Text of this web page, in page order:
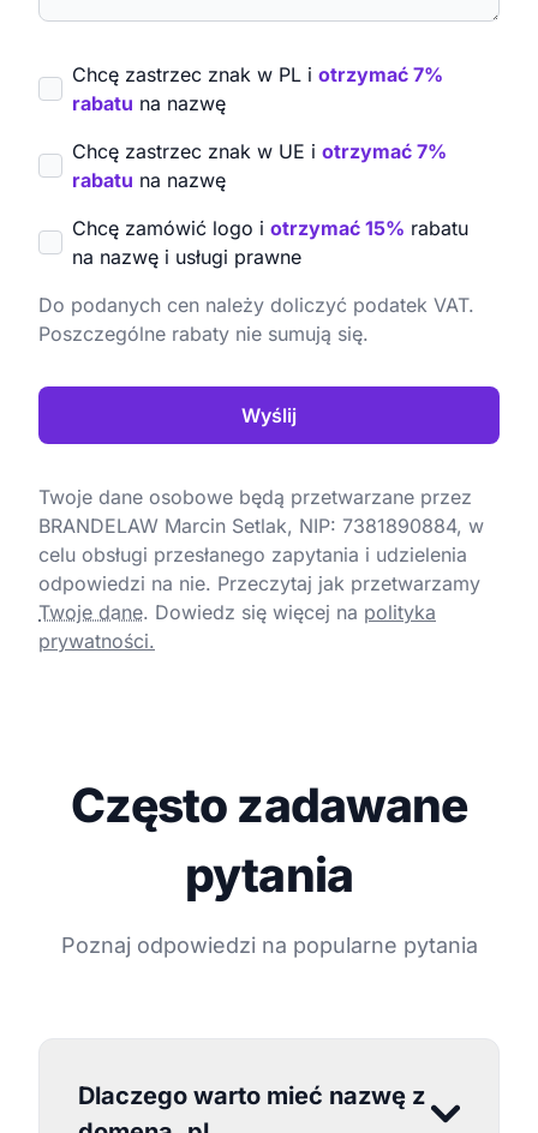
Chcę zastrzec znak w PL i otrzymać 7%
rabatu na nazwę
Chcę zastrzec znak w UE i otrzymać 7%
rabatu na nazwę
Chcę zamówić logo i otrzymać 15% rabatu
na nazwę i usługi prawne
Do podanych cen należy doliczyć podatek VAT.
Poszczególne rabaty nie sumują się.
Wyślij
Twoje dane osobowe będą przetwarzane przez
BRANDELAW Marcin Setlak, NIP: 7381890884, w
celu obsługi przesłanego zapytania i udzielenia
odpowiedzi na nie. Przeczytaj jak przetwarzamy
Twoje dane. Dowiedz się więcej na polityka
prywatności.
Często zadawane
pytania
Poznaj odpowiedzi na popularne pytania
Dlaczego warto mieć nazwę z